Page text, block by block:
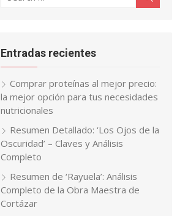
Entradas recientes
Comprar proteínas al mejor precio:
la mejor opción para tus necesidades
nutricionales
Resumen Detallado: ‘Los Ojos de la
Oscuridad’ – Claves y Análisis
Completo
Resumen de ‘Rayuela’: Análisis
Completo de la Obra Maestra de
Cortázar